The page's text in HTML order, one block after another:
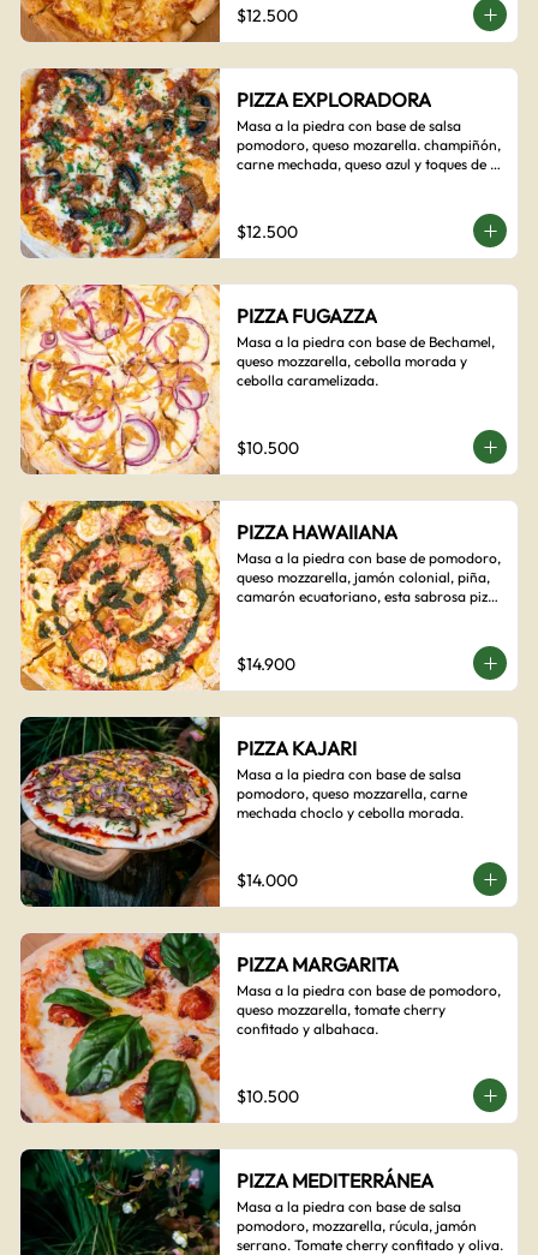
$12.500
PIZZA EXPLORADORA
Masa a la piedra con base de salsa
pomodoro, queso mozarella. champiñón,
carne mechada, queso azul y toques de
$12.500
PIZZA FUGAZZA
Masa a la piedra con base de Bechamel,
queso mozzarella, cebolla morada y
cebolla caramelizada.
$10.500
PIZZA HAWAIIANA
Masa a la piedra con base de pomodoro,
queso mozzarella, jamón colonial, piña,
camarón ecuatoriano, esta sabrosa pizza
$14.900
PIZZA KAJARI
Masa a la piedra con base de salsa
pomodoro, queso mozzarella, carne
mechada choclo y cebolla morada.
$14.000
PIZZA MARGARITA
Masa a la piedra con base de pomodoro,
queso mozzarella, tomate cherry
confitado y albahaca.
$10.500
PIZZA MEDITERRÁNEA
Masa a la piedra con base de salsa
pomodoro, mozzarella, rúcula, jamón
serrano. Tomate cherry confitado y oliva.